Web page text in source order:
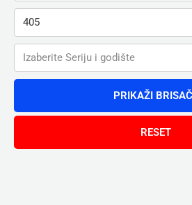
405
Izaberite Seriju i godište